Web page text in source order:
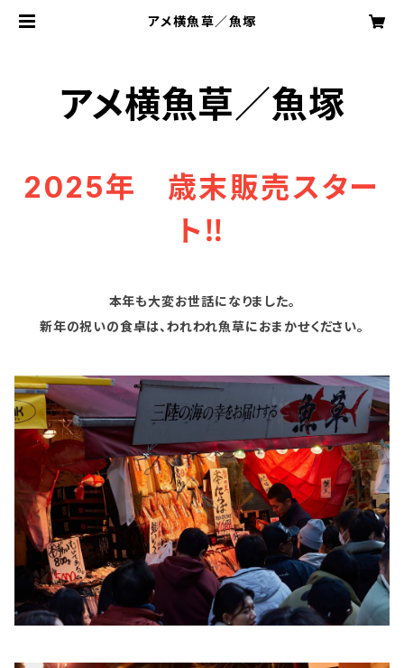
アメ横魚草／魚塚
アメ横魚草／魚塚
2025年 歳末販売スター
ト‼
本年も大変お世話になりました。
新年の祝いの食卓は、われわれ魚草におまかせください。